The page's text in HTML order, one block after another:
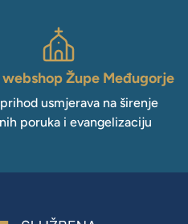
webshop Župe Međugorje
usmjerava na širenje
poruka i evangelizaciju